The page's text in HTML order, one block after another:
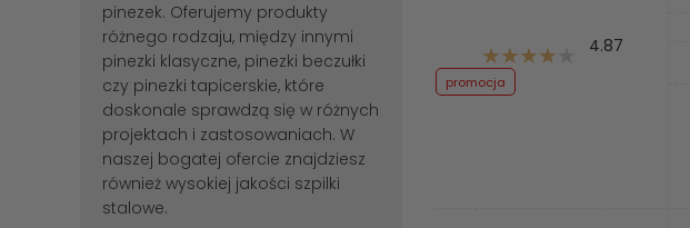
pinezek. Oferujemy produkty
różnego rodzaju, między innymi
pinezki klasyczne, pinezki beczułki
czy pinezki tapicerskie, które
doskonale sprawdzą się w różnych
projektach i zastosowaniach. W
naszej bogatej ofercie znajdziesz
również wysokiej jakości szpilki
stalowe.
4.87
promocja